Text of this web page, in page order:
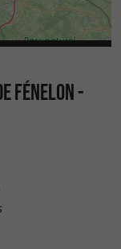
FÉNELON -